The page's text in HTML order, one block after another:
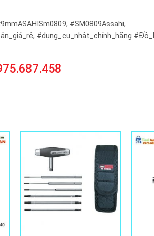
#SM0809Assahi,
#dụng_cụ_nhật_chính_hãng